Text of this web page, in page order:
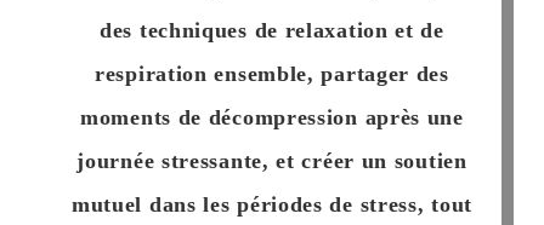
des techniques de relaxation et de
respiration ensemble, partager des
moments de décompression après une
journée stressante, et créer un soutien
mutuel dans les périodes de stress, tout